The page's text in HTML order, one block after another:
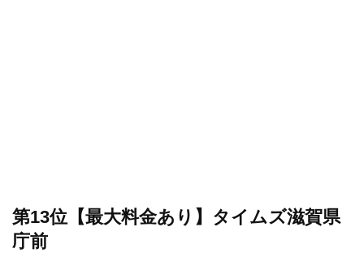
第13位【最大料金あり】タイムズ滋賀県
庁前